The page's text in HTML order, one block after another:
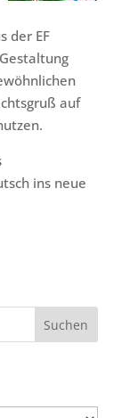
der EF
auf
ins neue